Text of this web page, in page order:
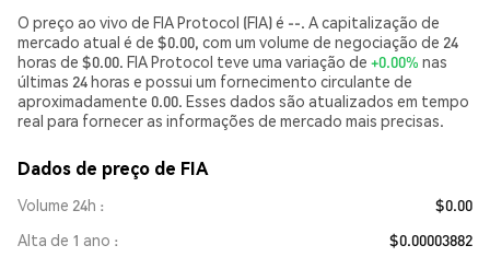
O preço ao vivo de FIA Protocol (FIA) é --. A capitalização de
mercado atual é de $0.00, com um volume de negociação de 24
horas de $0.00. FIA Protocol teve uma variação de +0.00% nas
últimas 24 horas e possui um fornecimento circulante de
aproximadamente 0.00. Esses dados são atualizados em tempo
real para fornecer as informações de mercado mais precisas.
Dados de preço de FIA
Volume 24h
$0.00
Alta de 1 ano
$0.00003882